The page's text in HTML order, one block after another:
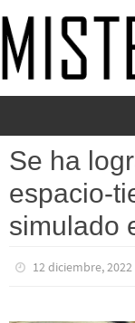
al
contenido
Se ha
espacio-
simulado
12 diciembre, 2022